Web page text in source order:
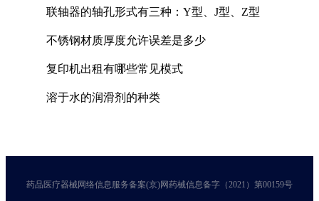
联轴器的轴孔形式有三种：Y型、J型、Z型
不锈钢材质厚度允许误差是多少
复印机出租有哪些常见模式
溶于水的润滑剂的种类
药品医疗器械网络信息服务备案(京)网药械信息备字（2021）第00159号